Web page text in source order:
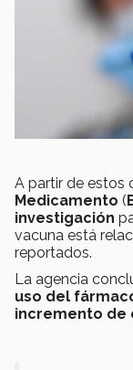
A partir de estos
Medicamento (
investigación
vacuna está
reportados.
La agencia
uso del
incremento de